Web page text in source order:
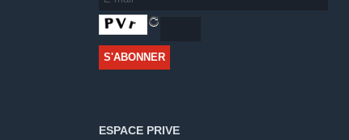
ESPACE PRIVE